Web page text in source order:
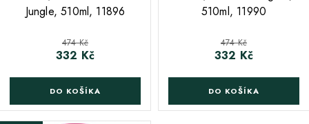
Jungle, 510ml, 11896
Běžná cena
474 Kč
Cena
332 Kč
DO KOŠÍKA
510ml, 11990
Běžná cena
474 Kč
Cena
332 Kč
DO KOŠÍKA